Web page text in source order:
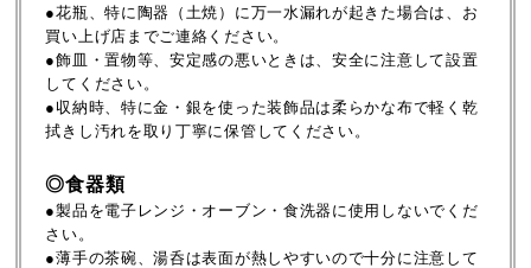
●花瓶、特に陶器（土焼）に万一水漏れが起きた場合は、お
買い上げ店までご連絡ください。
●飾皿・置物等、安定感の悪いときは、安全に注意して設置
してください。
●収納時、特に金・銀を使った装飾品は柔らかな布で軽く乾
拭きし汚れを取り丁寧に保管してください。
◎食器類
●製品を電子レンジ・オーブン・食洗器に使用しないでくだ
さい。
●薄手の茶碗、湯呑は表面が熱しやすいので十分に注意して